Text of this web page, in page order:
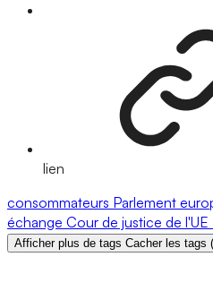
lien
consommateurs Parlement
échange Cour de justice de l'UE
Afficher plus de tags Cacher les tags (